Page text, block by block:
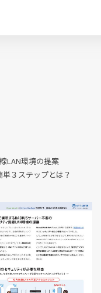
LAN環境の提案
３ステップとは？